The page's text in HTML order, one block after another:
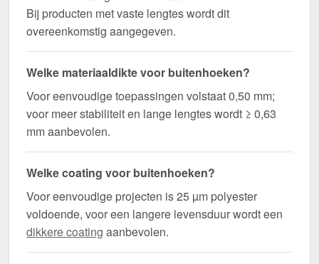
Bij producten met vaste lengtes wordt dit
overeenkomstig aangegeven.
Welke materiaaldikte voor buitenhoeken?
Voor eenvoudige toepassingen volstaat 0,50 mm;
voor meer stabiliteit en lange lengtes wordt ≥ 0,63
mm aanbevolen.
Welke coating voor buitenhoeken?
Voor eenvoudige projecten is 25 µm polyester
voldoende, voor een langere levensduur wordt een
dikkere coating aanbevolen.